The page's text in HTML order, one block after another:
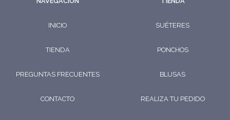
INICIO
TIENDA
PREGUNTAS FRECUENTES
CONTACTO
SUÉTERES
PONCHOS
BLUSAS
REALIZA TU PEDIDO